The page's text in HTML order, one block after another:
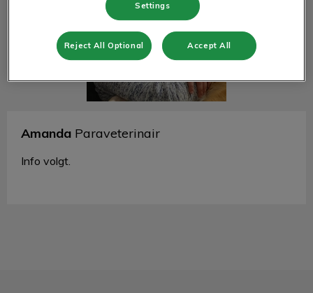
Amanda Paraveterinair
Info volgt.
Settings
Reject All Optional Accept All